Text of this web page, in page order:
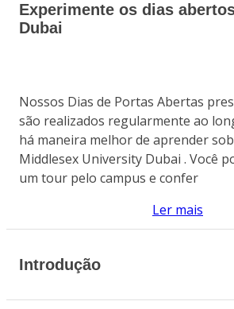
Experimente os dias
Dubai
Nossos Dias de Portas Abertas
são realizados regularmente ao
há maneira melhor de aprender
Middlesex University Dubai . Você
um tour pelo campus e confer
Ler mais
Introdução